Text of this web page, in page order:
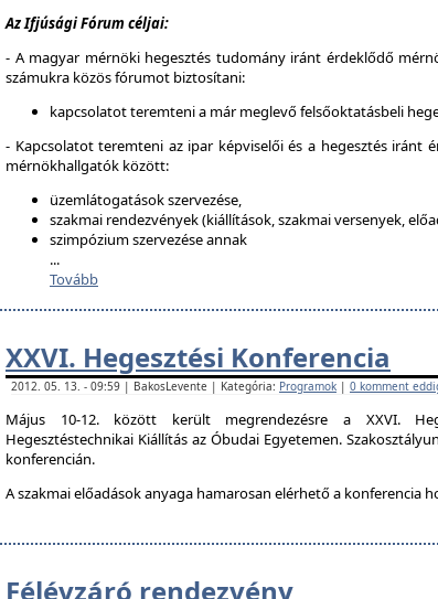
Az Ifjúsági Fórum céljai:
- A magyar mérnöki hegesztés tudomány iránt érdeklődő
számukra közös fórumot biztosítani:
kapcsolatot teremteni a már meglevő felsőoktatásbeli
- Kapcsolatot teremteni az ipar képviselői és a hegesztés iránt
mérnökhallgatók között:
üzemlátogatások szervezése,
szakmai rendezvények (kiállítások, szakmai versenyek,
szimpózium szervezése annak
...
Tovább
XXVI. Hegesztési Konferencia
2012. 05. 13. - 09:59 | BakosLevente | Kategória: Programok | 0 komment
Május 10-12. között került megrendezésre a XXVI.
Hegesztéstechnikai Kiállítás az Óbudai Egyetemen.
konferencián.
A szakmai előadások anyaga hamarosan elérhető a konferencia
Félévzáró rendezvény